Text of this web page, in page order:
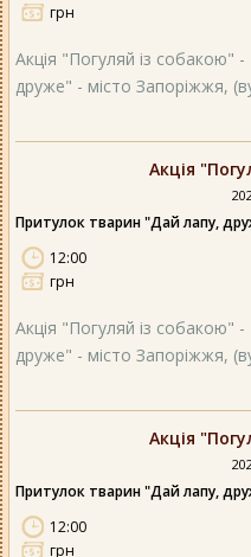
грн
Акція "Погуляй із собакою"
друже" - місто Запоріжжя,
Акція
Притулок тварин "Дай лапу,
12:00
грн
Акція "Погуляй із собакою"
друже" - місто Запоріжжя,
Акція
Притулок тварин "Дай лапу,
12:00
грн